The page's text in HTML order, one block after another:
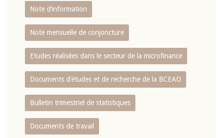
Note d’information
Note mensuelle de conjoncture
Etudes réalisées dans le secteur de la microfinance
Documents d’études et de recherche de la BCEAO
Bulletin trimestriel de statistiques
Documents de travail